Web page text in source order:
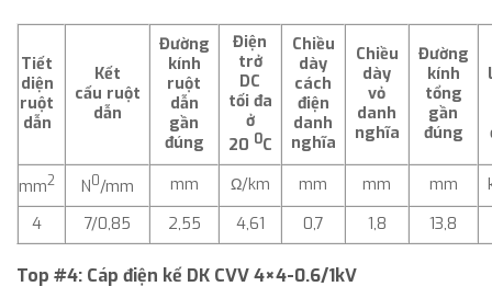
Tiết
diện
ruột
dẫn
Kết
cấu ruột
dẫn
Đường
kính
ruột
dẫn
gần
đúng
Điện
trở
DC
tối đa
ở
20 0C
Chiều
dày
cách
điện
danh
nghĩa
Chiều
dày
vỏ
danh
nghĩa
Đường
kính
tổng
gần
đúng
mm2 N0/mm mm Ω/km mm mm mm
4
7/0,85 2,55 4,61 0,7 1,8 13,8
Top #4: Cáp điện kế DK CVV 4×4-0.6/1kV